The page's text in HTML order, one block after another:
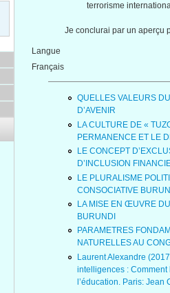
terrorisme
Je conclurai par un aperçu
Langue
Français
QUELLES VALEURS
D’AVENIR
LA CULTURE DE «
PERMANENCE ET LE
LE CONCEPT
D’INCLUSION
LE PLURALISME
CONSOCIATIVE
LA MISE EN ŒUVRE DU
BURUNDI
PARAMETRES
NATURELLES AU
Laurent Alexandre
intelligences :
l’éducation. Paris: Jean